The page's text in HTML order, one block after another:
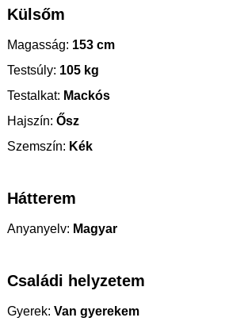
Külsőm
Magasság: 153 cm
Testsúly: 105 kg
Testalkat: Mackós
Hajszín: Ősz
Szemszín: Kék
Hátterem
Anyanyelv: Magyar
Családi helyzetem
Gyerek: Van gyerekem